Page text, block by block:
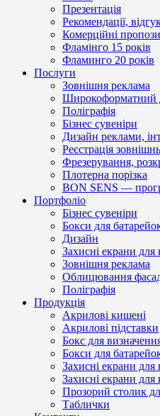
Презентація
Рекомендації,
Комерційні
Фламінго 15 років
Фламинго 20 років
Послуги
Зовнішня реклама
Широкоформатний
Поліграфія
Бізнес сувеніри
Дизайн реклами,
Реєстрація
Фрезерування,
Плотерна порізка
BON SENS —
Портфоліо
Бізнес сувеніри
Бокси для
Дизайн
Захисні екрани для
Зовнішня реклама
Облицювання
Поліграфія
Продукція
Акрилові кишені
Акрилові підставки
Бокс для
Бокси для
Захисні екрани для
Захисні екрани для
Прозорий столик
Таблички